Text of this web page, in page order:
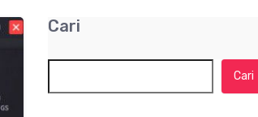
Cari
Cari